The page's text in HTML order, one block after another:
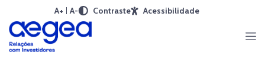
A+ A- Contraste Acessibilidade